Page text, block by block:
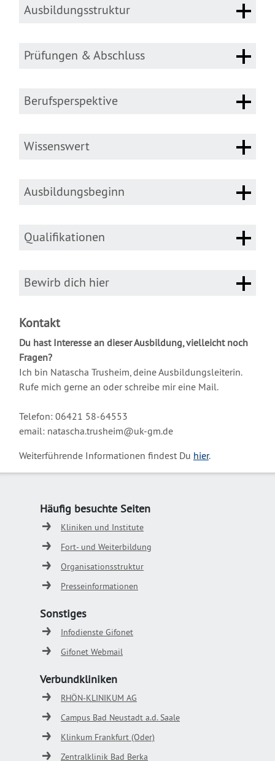
Ausbildungsstruktur
Prüfungen & Abschluss
Berufsperspektive
Wissenswert
Ausbildungsbeginn
Qualifikationen
Bewirb dich hier
Kontakt
Du hast Interesse an dieser Ausbildung, vielleicht noch
Fragen?
Ich bin Natascha Trusheim, deine Ausbildungsleiterin.
Rufe mich gerne an oder schreibe mir eine Mail.
Telefon: 06421 58-64553
email: natascha.trusheim@uk-gm.de
Weiterführende Informationen findest Du hier.
Häufig besuchte Seiten
Kliniken und Institute
Fort- und Weiterbildung
Organisationsstruktur
Presseinformationen
Sonstiges
Infodienste Gifonet
Gifonet Webmail
Verbundkliniken
RHÖN-KLINIKUM AG
Campus Bad Neustadt a.d. Saale
Klinkum Frankfurt (Oder)
Zentralklinik Bad Berka